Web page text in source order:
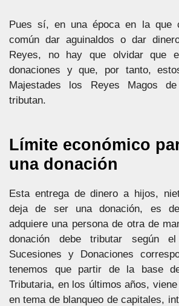
Pues sí, en una época en la que
común dar aguinaldos o dar
Reyes, no hay que olvidar que
donaciones y que, por tanto,
Majestades los Reyes Magos
tributan.
Límite económico
una donación
Esta entrega de dinero a hijos,
deja de ser una donación, es
adquiere una persona de otra de
donación debe tributar según
Sucesiones y Donaciones
tenemos que partir de la base
Tributaria, en los últimos años,
en tema de blanqueo de capitales,